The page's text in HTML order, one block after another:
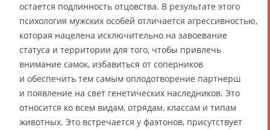
остается подлинность отцовства. В результате этого
психология мужских особей отличается агрессивностью,
которая нацелена исключительно на завоевание
статуса и территории для того, чтобы привлечь
внимание самок, избавиться от соперников
и обеспечить тем самым оплодотворение партнерш
и появление на свет генетических наследников. Это
относится ко всем видам, отрядам, классам и типам
животных. Это встречается у фаэтонов, присутствует